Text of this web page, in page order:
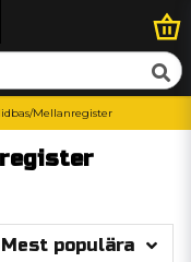
Mellanregister
Mest populära